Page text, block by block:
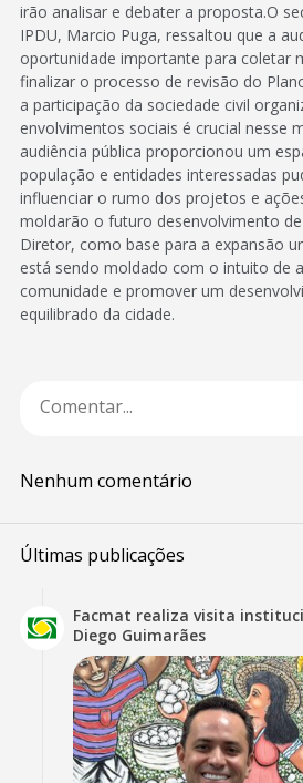
irão analisar e debater a proposta.O
IPDU, Marcio Puga, ressaltou que a
oportunidade importante para coletar
finalizar o processo de revisão do
a participação da sociedade civil
envolvimentos sociais é crucial nesse
audiência pública proporcionou um
população e entidades interessadas
influenciar o rumo dos projetos e
moldarão o futuro desenvolvimento de
Diretor, como base para a expansão
está sendo moldado com o intuito de
comunidade e promover um
equilibrado da cidade.
Nenhum comentário
Últimas publicações
Facmat realiza visita
Diego Guimarães